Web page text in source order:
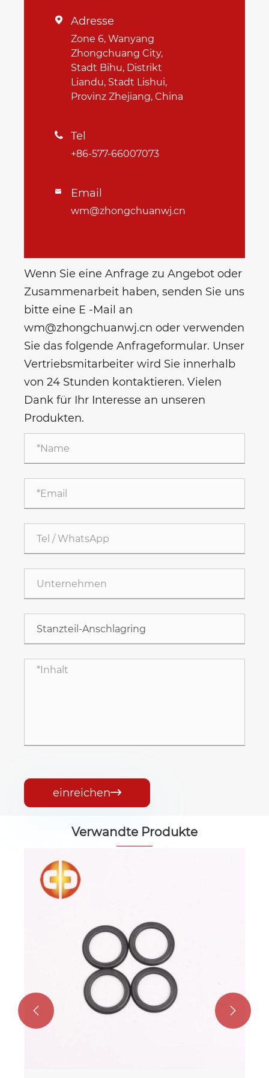
 Adresse
Zone 6, Wanyang
Zhongchuang City,
Stadt Bihu, Distrikt
Liandu, Stadt Lishui,
Provinz Zhejiang, China
 Tel
+86-577-66007073
 Email
wm@zhongchuanwj.cn
Wenn Sie eine Anfrage zu Angebot oder
Zusammenarbeit haben, senden Sie uns
bitte eine E -Mail an
wm@zhongchuanwj.cn oder verwenden
Sie das folgende Anfrageformular. Unser
Vertriebsmitarbeiter wird Sie innerhalb
von 24 Stunden kontaktieren. Vielen
Dank für Ihr Interesse an unseren
Produkten.
einreichen
Verwandte Produkte
Etui für Stempelpinsel
 